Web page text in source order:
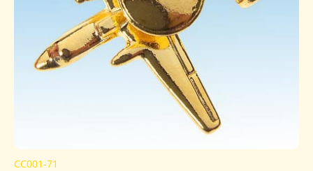
CC001-71